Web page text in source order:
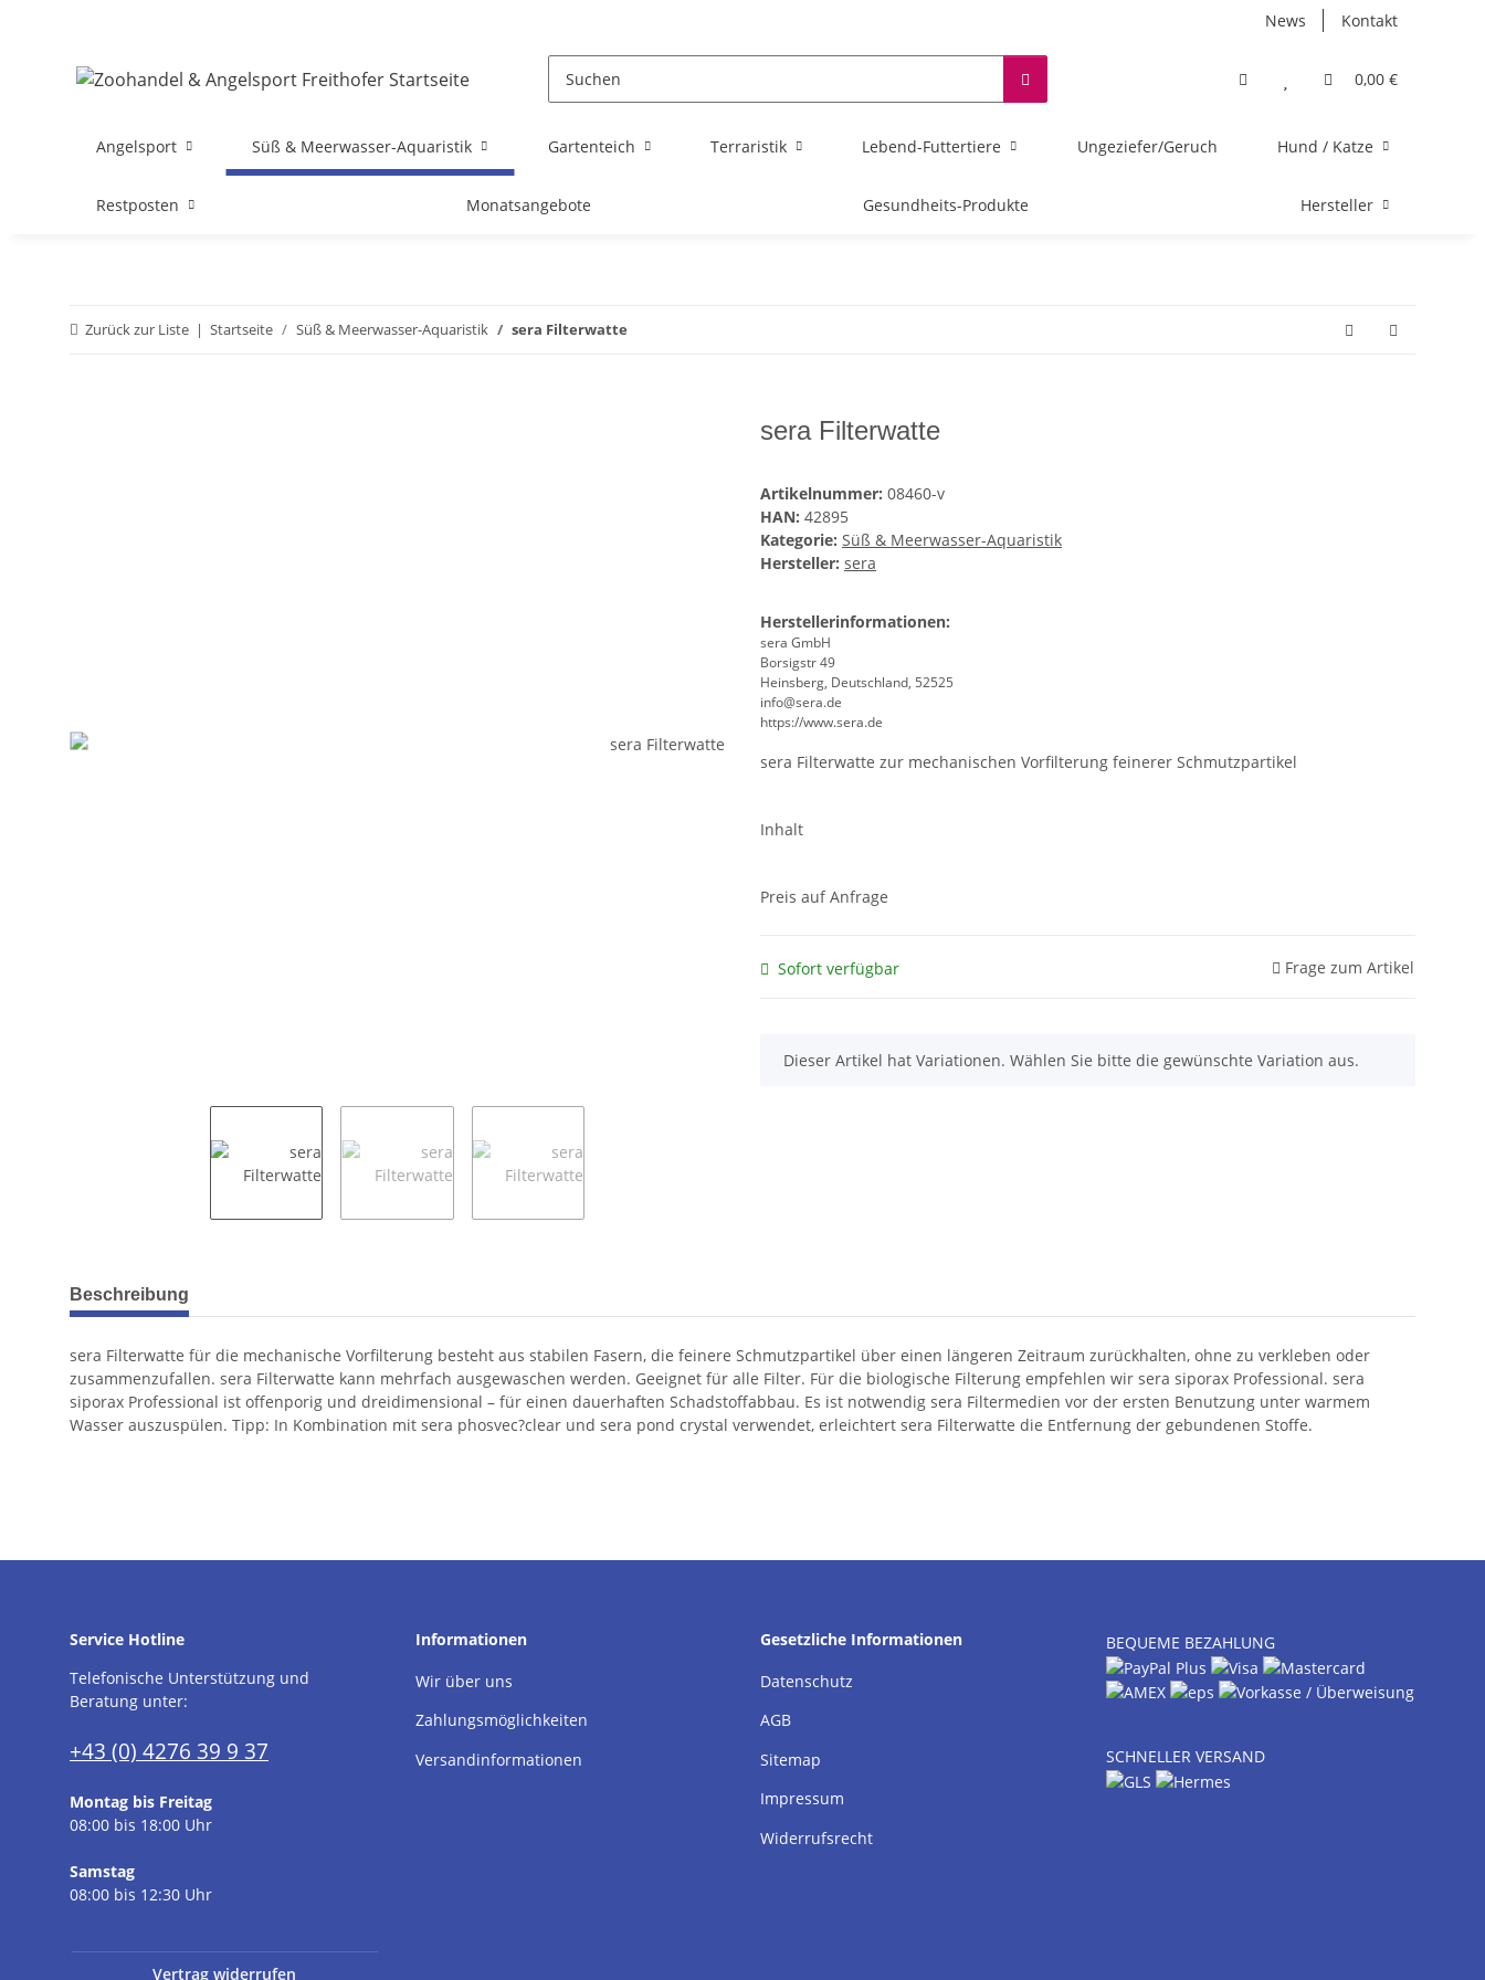
News Kontakt
0,00 €
Angelsport Süß & Meerwasser-Aquaristik Gartenteich Terraristik Lebend-Futtertiere Ungeziefer/Geruch Hund / Katze
Restposten Monatsangebote Gesundheits-Produkte Hersteller
Zurück zur Liste Startseite Süß & Meerwasser-Aquaristik sera Filterwatte
sera Filterwatte
Artikelnummer: 08460-v
HAN: 42895
Kategorie: Süß & Meerwasser-Aquaristik
Hersteller: sera
Herstellerinformationen:
sera GmbH
Borsigstr 49
Heinsberg, Deutschland, 52525
info@sera.de
https://www.sera.de
sera Filterwatte zur mechanischen Vorfilterung feinerer Schmutzpartikel
Inhalt
Preis auf Anfrage
Sofort verfügbar Frage zum Artikel
x
Dieser Artikel hat Variationen. Wählen Sie bitte die gewünschte Variation aus.
weitere Registerkarten anzeigen
Beschreibung
sera Filterwatte für die mechanische Vorfilterung besteht aus stabilen Fasern, die feinere Schmutzpartikel über einen längeren Zeitraum zurückhalten, ohne zu verkleben oder
zusammenzufallen. sera Filterwatte kann mehrfach ausgewaschen werden. Geeignet für alle Filter. Für die biologische Filterung empfehlen wir sera siporax Professional. sera
siporax Professional ist offenporig und dreidimensional – für einen dauerhaften Schadstoffabbau. Es ist notwendig sera Filtermedien vor der ersten Benutzung unter warmem
Wasser auszuspülen. Tipp: In Kombination mit sera phosvec?clear und sera pond crystal verwendet, erleichtert sera Filterwatte die Entfernung der gebundenen Stoffe.
Service Hotline
Telefonische Unterstützung und
Beratung unter:
+43 (0) 4276 39 9 37
Montag bis Freitag
08:00 bis 18:00 Uhr
Samstag
08:00 bis 12:30 Uhr
Informationen
Wir über uns
Zahlungsmöglichkeiten
Versandinformationen
Gesetzliche Informationen
Datenschutz
AGB
Sitemap
Impressum
Widerrufsrecht
BEQUEME BEZAHLUNG
SCHNELLER VERSAND
Vertrag widerrufen